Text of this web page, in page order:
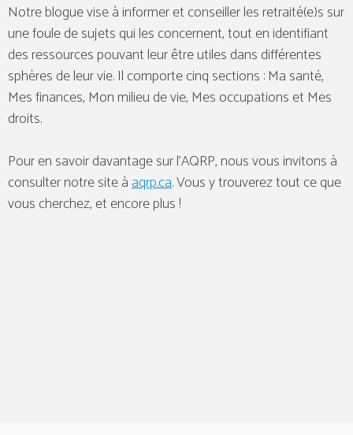
Notre blogue vise à informer et conseiller les retraité(e)s sur
une foule de sujets qui les concernent, tout en identifiant
des ressources pouvant leur être utiles dans différentes
sphères de leur vie. Il comporte cinq sections : Ma santé,
Mes finances, Mon milieu de vie, Mes occupations et Mes
droits.
Pour en savoir davantage sur l’AQRP, nous vous invitons à
consulter notre site àaqrp.ca. Vous y trouverez tout ce que
vous cherchez, et encore plus !